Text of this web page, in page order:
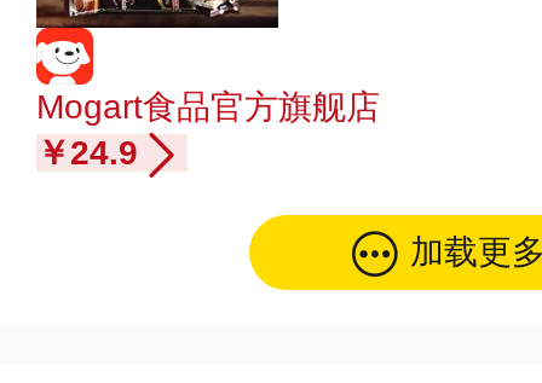
Mogart食品官方旗舰店
￥24.9
加载更